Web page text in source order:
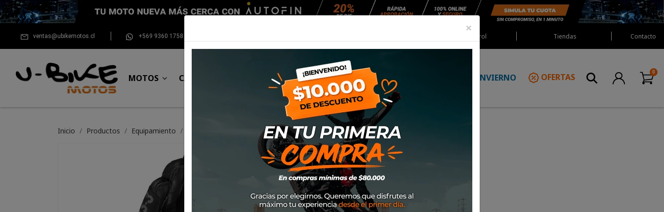
ventas@ubikemotos.cl +569 9360 1758 Red Castrol Tiendas Contacto
MOTOS CASCOS EQUIPAMIENTO NEUMÁTICOS MANTENCIÓN INVIERNO OFERTAS
Inicio Productos Equipamiento Guante Spidi Sts-3 Lady
Guante Spidi Sts-3 Lady
Marca Spidi
SKUA220026
$129.000
×